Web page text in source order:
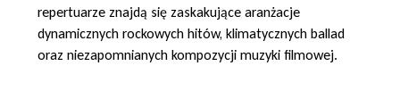
repertuarze znajdą się zaskakujące aranżacje
dynamicznych rockowych hitów, klimatycznych ballad
oraz niezapomnianych kompozycji muzyki filmowej.